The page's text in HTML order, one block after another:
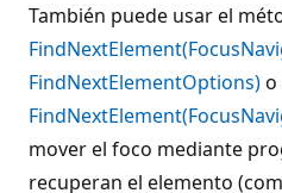
También puede usar el
FindNextElementOptions)o
mover el foco mediante
recuperan el elemento